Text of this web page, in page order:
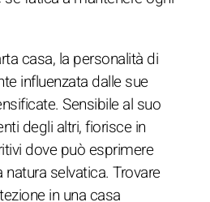
casa, la personalità di
influenzata dalle sue
Sensibile al suo
degli altri, fiorisce in
dove può esprimere
selvatica. Trovare
in una casa